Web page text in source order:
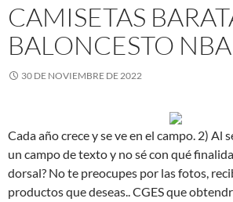
CAMISETAS
BALONCESTO NBA
30 DE NOVIEMBRE DE 2022
Cada año crece y se ve en el campo. 2) Al
un campo de texto y no sé con qué
dorsal? No te preocupes por las fotos,
productos que deseas.. CGES que